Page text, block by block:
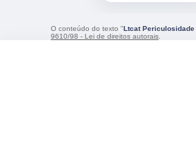
O conteúdo do texto "Ltcat Periculosidade
9610/98 - Lei de direitos autorais